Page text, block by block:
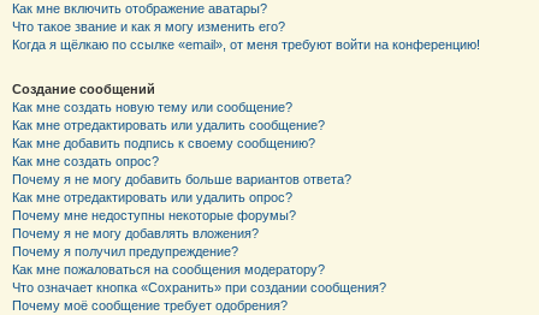
Как мне включить отображение аватары?
Что такое звание и как я могу изменить его?
Когда я щёлкаю по ссылке «email», от меня требуют войти на конференцию!
Создание сообщений
Как мне создать новую тему или сообщение?
Как мне отредактировать или удалить сообщение?
Как мне добавить подпись к своему сообщению?
Как мне создать опрос?
Почему я не могу добавить больше вариантов ответа?
Как мне отредактировать или удалить опрос?
Почему мне недоступны некоторые форумы?
Почему я не могу добавлять вложения?
Почему я получил предупреждение?
Как мне пожаловаться на сообщения модератору?
Что означает кнопка «Сохранить» при создании сообщения?
Почему моё сообщение требует одобрения?